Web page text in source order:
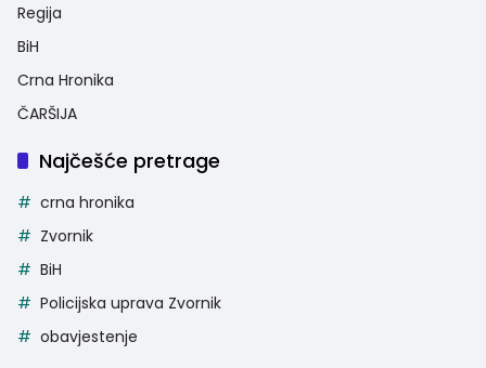
Regija
BiH
Crna Hronika
ČARŠIJA
Najčešće pretrage
crna hronika
Zvornik
BiH
Policijska uprava Zvornik
obavjestenje